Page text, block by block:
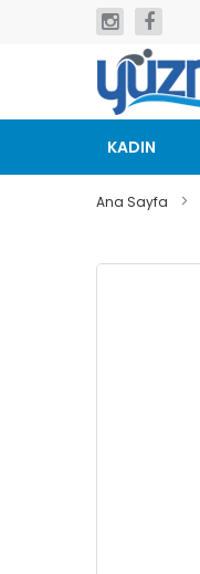
geç
KADIN
Ana Sayfa
Resim